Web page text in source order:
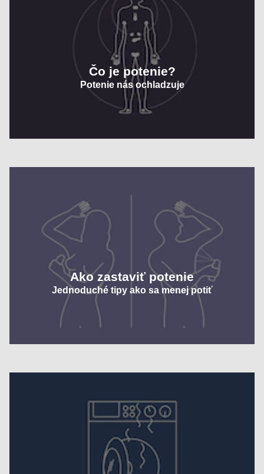
Čo je potenie?
Potenie nás ochladzuje
Ako zastaviť potenie
Jednoduché tipy ako sa menej potiť